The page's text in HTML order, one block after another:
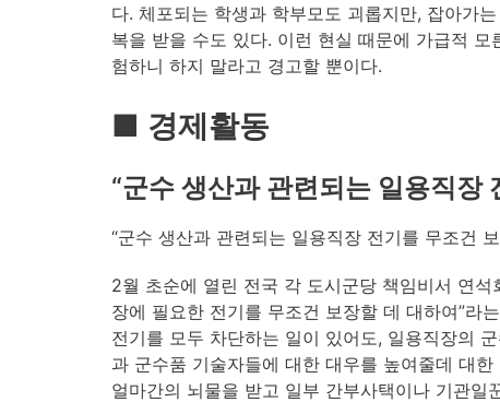
다. 체포되는 학생과 학부모도 괴롭지만, 잡아가
복을 받을 수도 있다. 이런 현실 때문에 가급적
험하니 하지 말라고 경고할 뿐이다.
■ 경제활동
“군수 생산과 관련되는 일용직장
“군수 생산과 관련되는 일용직장 전기를 무조건
2월 초순에 열린 전국 각 도시군당 책임비서 연
장에 필요한 전기를 무조건 보장할 데 대하여”라
전기를 모두 차단하는 일이 있어도, 일용직장의
과 군수품 기술자들에 대한 대우를 높여줄데 대
얼마간의 뇌물을 받고 일부 간부사택이나 기관